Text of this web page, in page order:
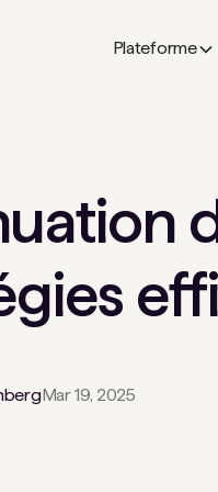
Plateforme
Mar 19, 2025